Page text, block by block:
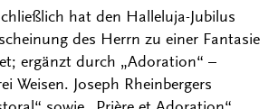
hat den Halleluja-Jubilus
des Herrn zu einer Fantasie
ergänzt durch „Adoration“ –
Weisen. Joseph Rheinbergers